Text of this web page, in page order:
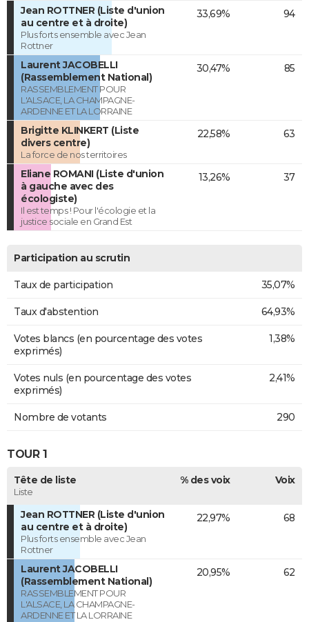
Jean ROTTNER (Liste d'union
au centre et à droite)
Plus forts ensemble avec Jean
Rottner
33,69% 94
Laurent JACOBELLI
(Rassemblement National)
RASSEMBLEMENT POUR
L'ALSACE, LA CHAMPAGNE-
ARDENNE ET LA LORRAINE
30,47% 85
Brigitte KLINKERT (Liste
divers centre)
La force de nos territoires
22,58% 63
Eliane ROMANI (Liste d'union
à gauche avec des
écologiste)
Il est temps ! Pour l'écologie et la
justice sociale en Grand Est
13,26% 37
Participation au scrutin
Taux de participation 35,07%
Taux d'abstention 64,93%
Votes blancs (en pourcentage des votes
exprimés)
1,38%
Votes nuls (en pourcentage des votes
exprimés)
2,41%
Nombre de votants 290
TOUR 1
Tête de liste
Liste
% des voix Voix
Jean ROTTNER (Liste d'union
au centre et à droite)
Plus forts ensemble avec Jean
Rottner
22,97% 68
Laurent JACOBELLI
(Rassemblement National)
RASSEMBLEMENT POUR
L'ALSACE, LA CHAMPAGNE-
ARDENNE ET LA LORRAINE
20,95% 62